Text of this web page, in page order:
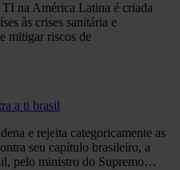
na América Latina é criada
às crises sanitária e
mitigar riscos de
a ti brasil
e rejeita categoricamente as
seu capítulo brasileiro, a
pelo ministro do Supremo…